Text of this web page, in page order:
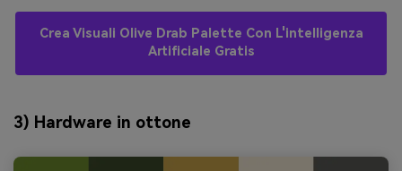
Crea Visuali Olive Drab Palette Con L'intelligenza
Artificiale Gratis
3) Hardware in ottone